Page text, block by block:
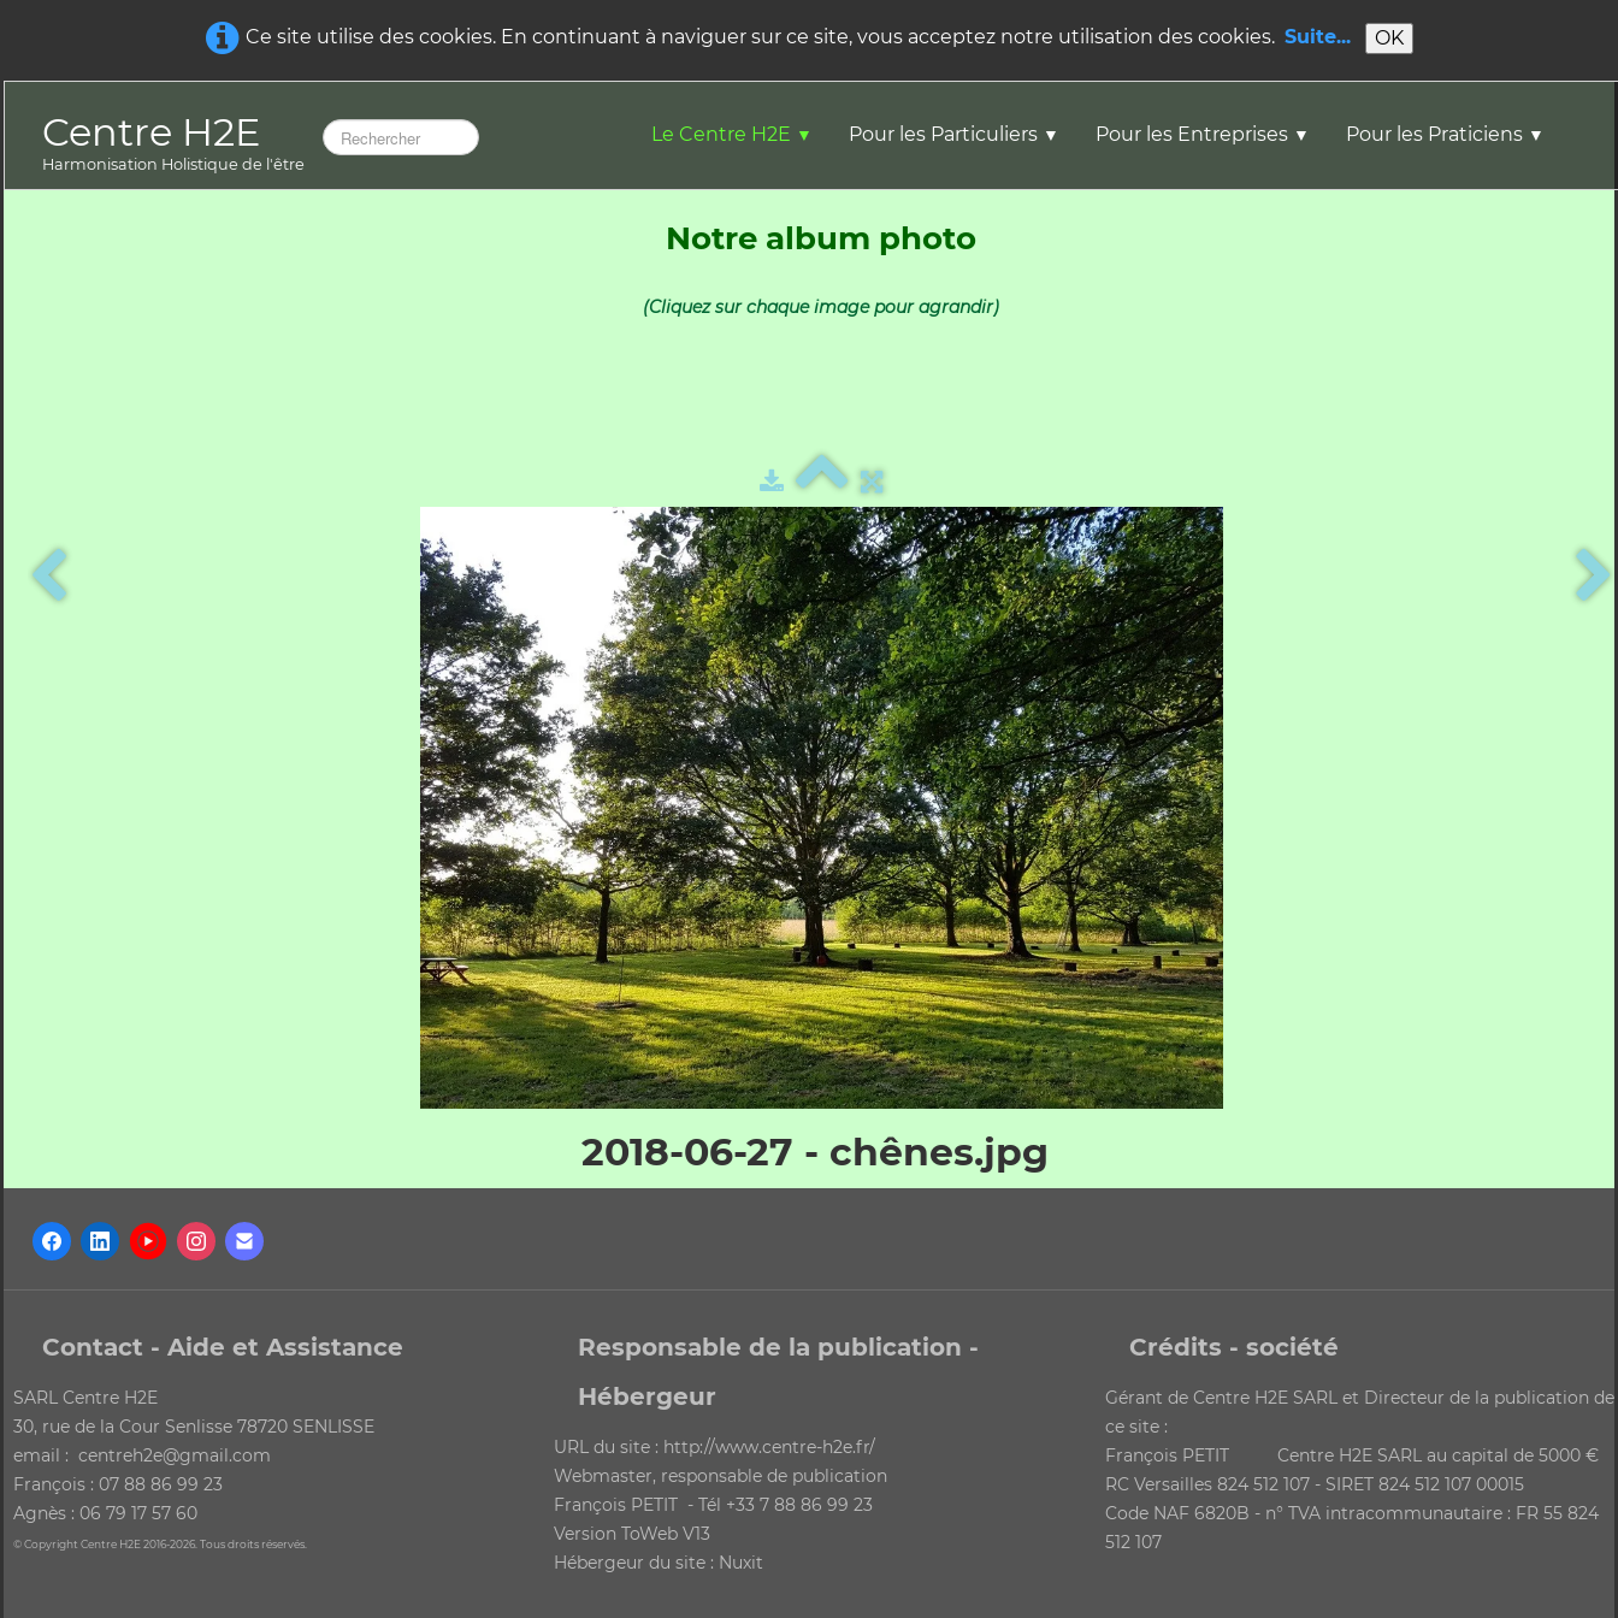
Ce site utilise des cookies. En continuant à naviguer sur ce site, vous acceptez notre utilisation des cookies. Suite... OK
Centre H2E
Harmonisation Holistique de l'être
Le Centre H2E ▼ Pour les Particuliers ▼ Pour les Entreprises ▼ Pour les Praticiens ▼
Notre album photo
(Cliquez sur chaque image pour agrandir)
2018-06-27 - chênes.jpg
Contact - Aide et Assistance
SARL Centre H2E
30, rue de la Cour Senlisse 78720 SENLISSE
email : centreh2e@gmail.com
François : 07 88 86 99 23
Agnès : 06 79 17 57 60
© Copyright Centre H2E 2016-2026. Tous droits réservés.
Responsable de la publication -
Hébergeur
URL du site : http://www.centre-h2e.fr/
Webmaster, responsable de publication
François PETIT - Tél +33 7 88 86 99 23
Version ToWeb V13
Hébergeur du site : Nuxit
Crédits - société
Gérant de Centre H2E SARL et Directeur de la publication de
ce site :
François PETIT Centre H2E SARL au capital de 5000 €
RC Versailles 824 512 107 - SIRET 824 512 107 00015
Code NAF 6820B - n° TVA intracommunautaire : FR 55 824
512 107